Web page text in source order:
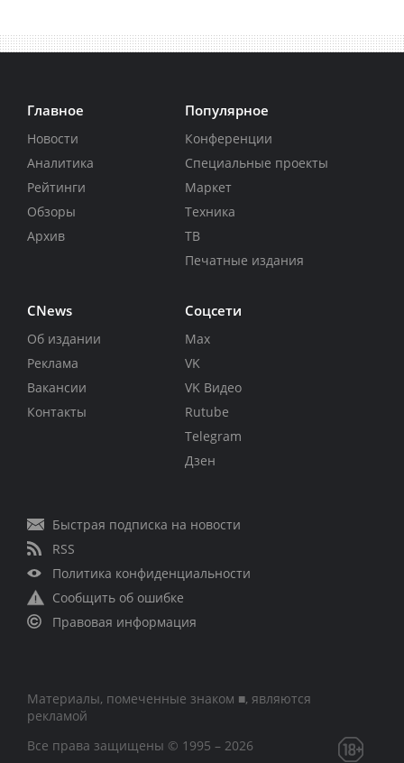
Главное
Новости
Аналитика
Рейтинги
Обзоры
Архив
Популярное
Конференции
Специальные проекты
Маркет
Техника
ТВ
Печатные издания
CNews
Об издании
Реклама
Вакансии
Контакты
Соцсети
Max
VK
VK Видео
Rutube
Telegram
Дзен
Быстрая подписка на новости
RSS
Политика конфиденциальности
Сообщить об ошибке
Правовая информация
Материалы, помеченные знаком ■, являются
рекламой
Все права защищены © 1995 – 2026